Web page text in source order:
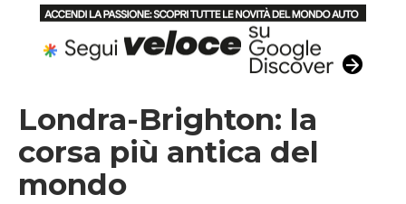
Londra-Brighton: la
corsa più antica del
mondo